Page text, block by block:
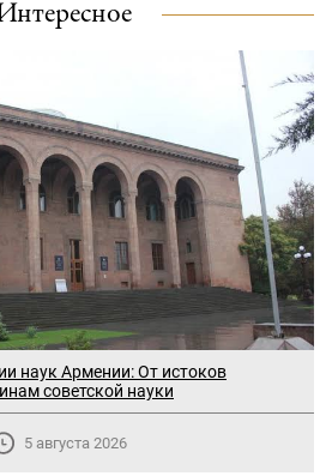
наук Армении: От истоков
советской науки
5 августа 2026